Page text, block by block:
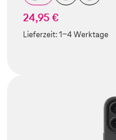
24,95 €
Lieferzeit:1-4 Werktage